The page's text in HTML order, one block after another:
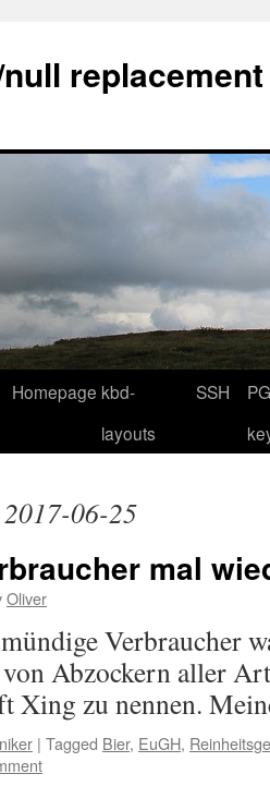
replacement
Homepage kbd-
layouts
SSH
2017-06-25
mal
Oliver
Verbraucher
Abzockern aller
Xing zu nennen.
| Tagged Bier, EuGH,